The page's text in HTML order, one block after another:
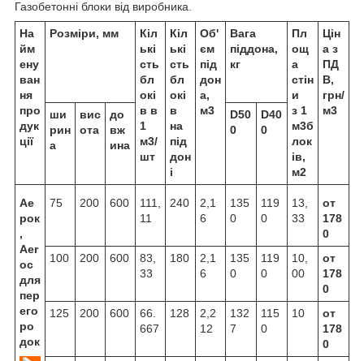
Газобетонні блоки від виробника.
На
йм
ену
ван
ня
про
дук
ції
Розміри, мм
Кіл
ькі
сть
бл
окі
в в
1
м3/
шт
Кіл
ькі
сть
бл
окі
в
на
під
дон
і
Об'
єм
під
дон
а,
м3
Вага
піддона,
кг
Пл
ощ
а
стін
и
з 1
м3б
лок
ів,
м2
Цін
а з
ПД
В,
грн/
м3
ши
рин
а
вис
ота
до
вж
ина
D50
0
D40
0
Ае
рок
,
Aer
oc
для
пер
его
ро
док
75 200 600
111,
11
240
2,1
6
135
0
119
0
13,
33
от
178
0
100
200 600
83,
33
180
2,1
6
135
0
119
0
10,
00
от
178
0
125
200 600
66.
667
128
2,2
12
132
7
115
0
10
от
178
0